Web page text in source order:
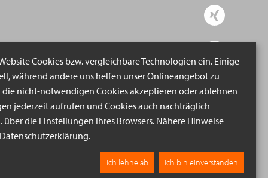
Cookies bzw. vergleichbare Technologien ein. Einige
während andere uns helfen unser Onlineangebot zu
die nicht-notwendigen Cookies akzeptieren oder ablehnen
jederzeit aufrufen und Cookies auch nachträglich
über die Einstellungen Ihres Browsers. Nähere Hinweise
Ich lehne ab Ich bin einverstanden